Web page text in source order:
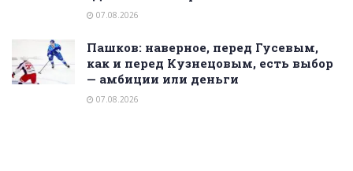
07.08.2026
Пашков: наверное, перед Гусевым,
как и перед Кузнецовым, есть выбор
— амбиции или деньги
07.08.2026